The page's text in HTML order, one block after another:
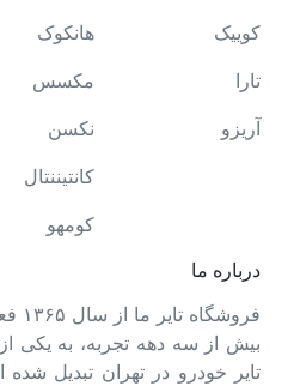
درباره ما
بیش از سه دهه تجربه، به یکی
تایر خودرو در تهران تبدیل
کوییک
تارا
آریزو
هانکوک
مکسس
نکسن
کانتیننتال
کومهو